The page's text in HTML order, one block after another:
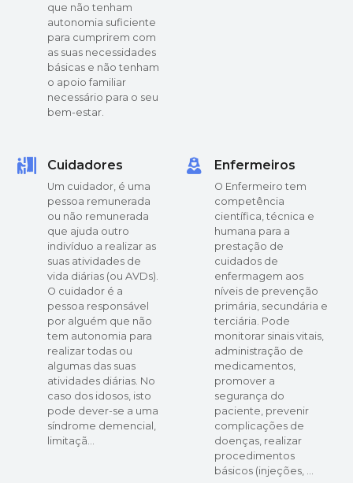
que não tenham
autonomia suficiente
para cumprirem com
as suas necessidades
básicas e não tenham
o apoio familiar
necessário para o seu
bem-estar.
Cuidadores
Um cuidador, é uma
pessoa remunerada
ou não remunerada
que ajuda outro
indivíduo a realizar as
suas atividades de
vida diárias (ou AVDs).
O cuidador é a
pessoa responsável
por alguém que não
tem autonomia para
realizar todas ou
algumas das suas
atividades diárias. No
caso dos idosos, isto
pode dever-se a uma
síndrome demencial,
limitaçã…
Enfermeiros
O Enfermeiro tem
competência
científica, técnica e
humana para a
prestação de
cuidados de
enfermagem aos
níveis de prevenção
primária, secundária e
terciária. Pode
monitorar sinais vitais,
administração de
medicamentos,
promover a
segurança do
paciente, prevenir
complicações de
doenças, realizar
procedimentos
básicos (injeções, …